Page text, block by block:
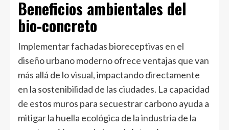
Beneficios ambientales del
bio-concreto
Implementar fachadas bioreceptivas en el
diseño urbano moderno ofrece ventajas que van
más allá de lo visual, impactando directamente
en la sostenibilidad de las ciudades. La capacidad
de estos muros para secuestrar carbono ayuda a
mitigar la huella ecológica de la industria de la